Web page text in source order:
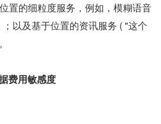
置的细粒度服务，例如，模糊语音
以及基于位置的资讯服务 ( "这个
费用敏感度